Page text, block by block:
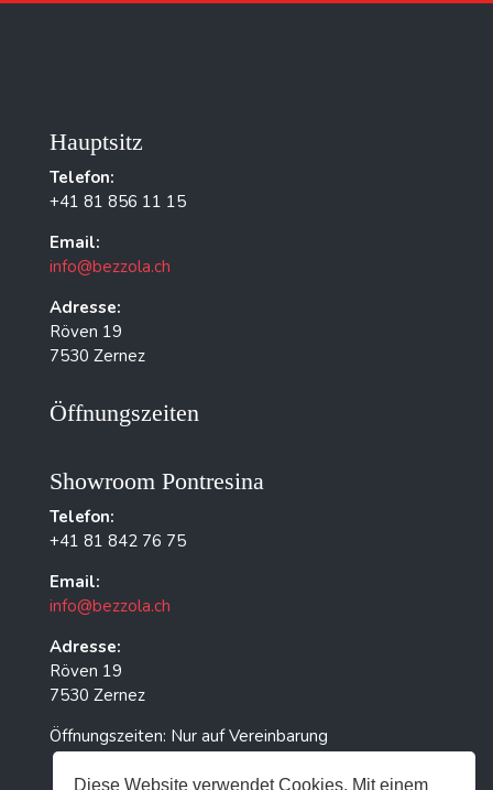
Diese Website verwendet Cookies. Mit einem
Hauptsitz
Telefon:
+41 81 856 11 15
Email:
info@bezzola.ch
Adresse:
Röven 19
7530 Zernez
Öffnungszeiten
Showroom Pontresina
Telefon:
+41 81 842 76 75
Email:
info@bezzola.ch
Adresse:
Röven 19
7530 Zernez
Öffnungszeiten: Nur auf Vereinbarung